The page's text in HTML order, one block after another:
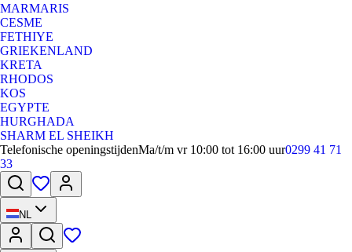
MARMARIS
CESME
FETHIYE
GRIEKENLAND
KRETA
RHODOS
KOS
EGYPTE
HURGHADA
SHARM EL SHEIKH
Telefonische openingstijdenMa/t/m vr 10:00 tot 16:00 uur0299 41 71
33
NL